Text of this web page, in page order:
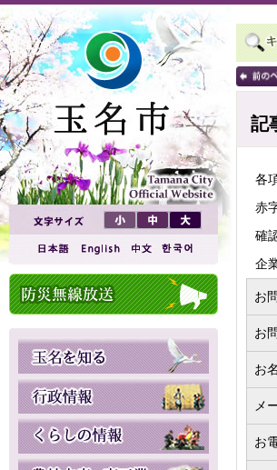
記
各
赤
確
企
お
お
お
メ
お